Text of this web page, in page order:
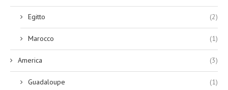
Egitto (2)
Marocco (1)
America (3)
Guadaloupe (1)